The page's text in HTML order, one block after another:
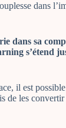
dans
dans sa
s’étend
il est possible
de les